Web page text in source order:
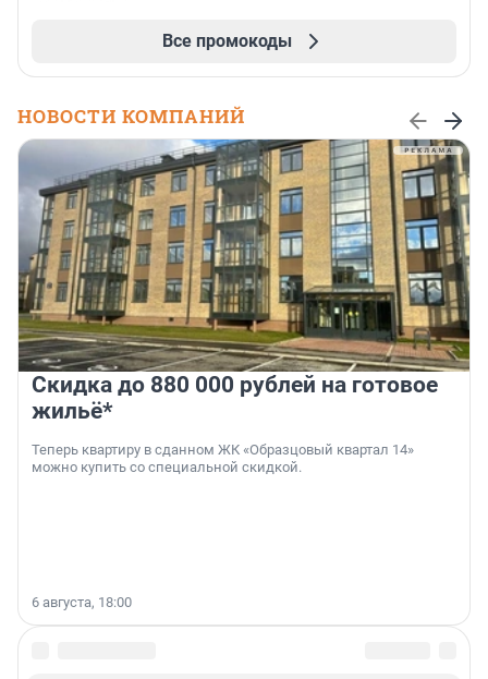
Все промокоды
НОВОСТИ КОМПАНИЙ
Скидка до 880 000 рублей на готовое
жильё*
Теперь квартиру в сданном ЖК «Образцовый квартал 14»
можно купить со специальной скидкой.
6 августа, 18:00